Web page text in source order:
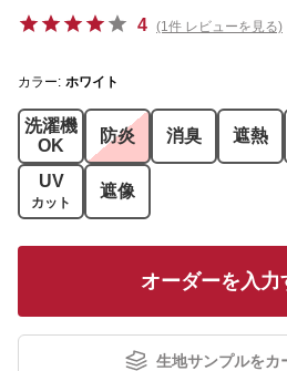
4 (1件 レビューを見る)
カラー: ホワイト
洗濯機
OK
防炎 消臭 遮熱
UV
カット
遮像
オーダーを入力
生地サンプルをカ